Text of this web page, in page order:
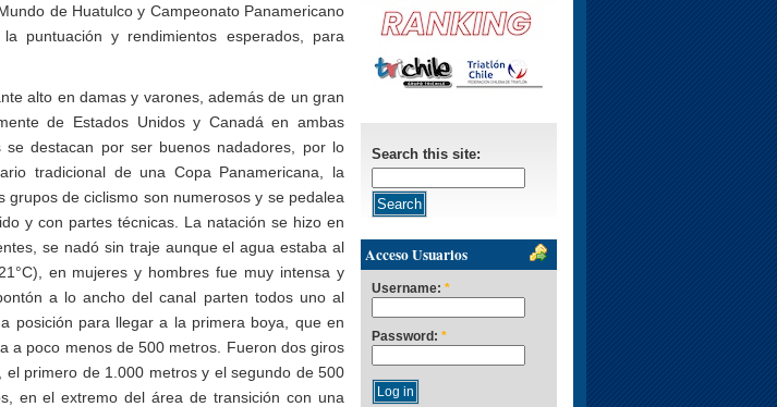
de Huatulco y Campeonato Panamericano
puntuación y rendimientos esperados, para
alto en damas y varones, además de un gran
de Estados Unidos y Canadá en ambas
se destacan por ser buenos nadadores, por lo
tradicional de una Copa Panamericana, la
grupos de ciclismo son numerosos y se pedalea
y con partes técnicas. La natación se hizo en
se nadó sin traje aunque el agua estaba al
en mujeres y hombres fue muy intensa y
a lo ancho del canal parten todos uno al
posición para llegar a la primera boya, que en
a poco menos de 500 metros. Fueron dos giros
el primero de 1.000 metros y el segundo de 500
en el extremo del área de transición con una
Search this site:
Acceso Usuarios
Username: *
Password: *